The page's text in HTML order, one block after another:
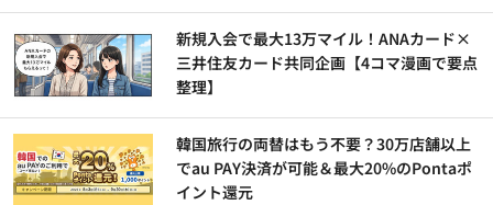
新規入会で最大13万マイル！ANAカード×
三井住友カード共同企画【4コマ漫画で要点
整理】
韓国旅行の両替はもう不要？30万店舗以上
でau PAY決済が可能＆最大20%のPontaポ
イント還元